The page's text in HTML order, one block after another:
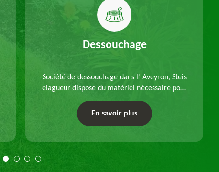
Dessouchage
Société de dessouchage dans l' Aveyron, Steis
elagueur dispose du matériel nécessaire pour
un dessouchage manuel ou mécanique.
Travail selon les règles de l'art.
En savoir plus